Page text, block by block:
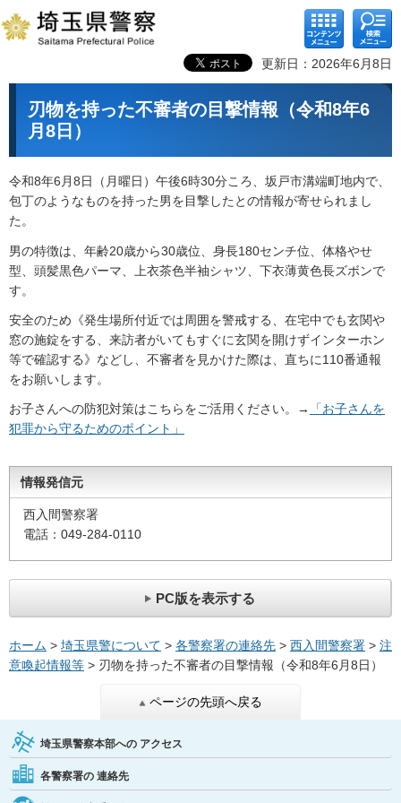
コンテ
ンツメ
ニュー
検索メ
ニュー
更新日：2026年6月8日
刃物を持った不審者の目撃情報（令和8年6
月8日）
令和8年6月8日（月曜日）午後6時30分ころ、坂戸市溝端町地内で、
包丁のようなものを持った男を目撃したとの情報が寄せられまし
た。
男の特徴は、年齢20歳から30歳位、身長180センチ位、体格やせ
型、頭髪黒色パーマ、上衣茶色半袖シャツ、下衣薄黄色長ズボンで
す。
安全のため《発生場所付近では周囲を警戒する、在宅中でも玄関や
窓の施錠をする、来訪者がいてもすぐに玄関を開けずインターホン
等で確認する》などし、不審者を見かけた際は、直ちに110番通報
をお願いします。
お子さんへの防犯対策はこちらをご活用ください。→
「お子さんを
犯罪から守るためのポイント」
情報発信元
西入間警察署
電話：049-284-0110
PC版を表示する
ホーム > 埼玉県警について > 各警察署の連絡先 > 西入間警察署 > 注
意喚起情報等 > 刃物を持った不審者の目撃情報（令和8年6月8日）
ページの先頭へ戻る
埼玉県警察本部への アクセス
各警察署の 連絡先